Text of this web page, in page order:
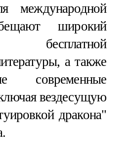
международной
широкий
бесплатной
а также
современные
вездесущую
дракона"